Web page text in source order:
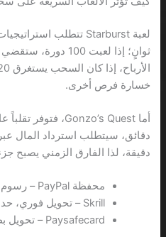
خسارة فرص أخرى.
دقيقة، لذا الفارق الزمني يصبح
محفظة PayPal – رسوم 2.5 %، حد سحب 10000 ريال.
Skrill – تحويل فوري، حد سحب 8000 ريال.
Paysafecard – تحويل بطيء، حد سحب 5000 ريال.